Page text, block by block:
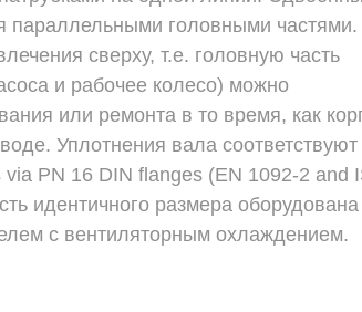
параллельными головными частями.
сверху, т.е. головную часть
и рабочее колесо) можно
или ремонта в то время, как
Уплотнения вала соответствуют
PN 16 DIN flanges (EN 1092-2 and
идентичного размера оборудована
с вентиляторным охлаждением.